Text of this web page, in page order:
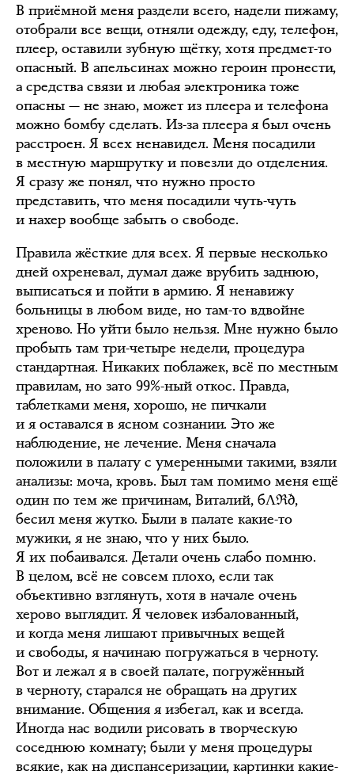
В приёмной меня раздели всего, надели пижаму,
отобрали все вещи, отняли одежду, еду, телефон,
плеер, оставили зубную щётку, хотя предмет-то
опасный. В апельсинах можно героин пронести,
а средства связи и любая электроника тоже
опасны — не знаю, может из плеера и телефона
можно бомбу сделать. Из-за плеера я был очень
расстроен. Я всех ненавидел. Меня посадили
в местную маршрутку и повезли до отделения.
Я сразу же понял, что нужно просто
представить, что меня посадили чуть-чуть
и нахер вообще забыть о свободе.
Правила жёсткие для всех. Я первые несколько
дней охреневал, думал даже врубить заднюю,
выписаться и пойти в армию. Я ненавижу
больницы в любом виде, но там-то вдвойне
хреново. Но уйти было нельзя. Мне нужно было
пробыть там три-четыре недели, процедура
стандартная. Никаких поблажек, всё по местным
правилам, но зато 99%-ный откос. Правда,
таблетками меня, хорошо, не пичкали
и я оставался в ясном сознании. Это же
наблюдение, не лечение. Меня сначала
положили в палату с умеренными такими, взяли
анализы: моча, кровь. Был там помимо меня ещё
один по тем же причинам, Виталий, бΛℜð,
бесил меня жутко. Были в палате какие-то
мужики, я не знаю, что у них было.
Я их побаивался. Детали очень слабо помню.
В целом, всё не совсем плохо, если так
объективно взглянуть, хотя в начале очень
херово выглядит. Я человек избалованный,
и когда меня лишают привычных вещей
и свободы, я начинаю погружаться в черноту.
Вот и лежал я в своей палате, погружённый
в черноту, старался не обращать на других
внимание. Общения я избегал, как и всегда.
Иногда нас водили рисовать в творческую
соседнюю комнату; были у меня процедуры
всякие, как на диспансеризации, картинки какие-